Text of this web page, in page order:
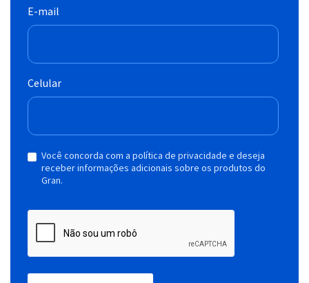
E-mail
Celular
Você concorda com a política de privacidade e deseja
receber informações adicionais sobre os produtos do
Gran.